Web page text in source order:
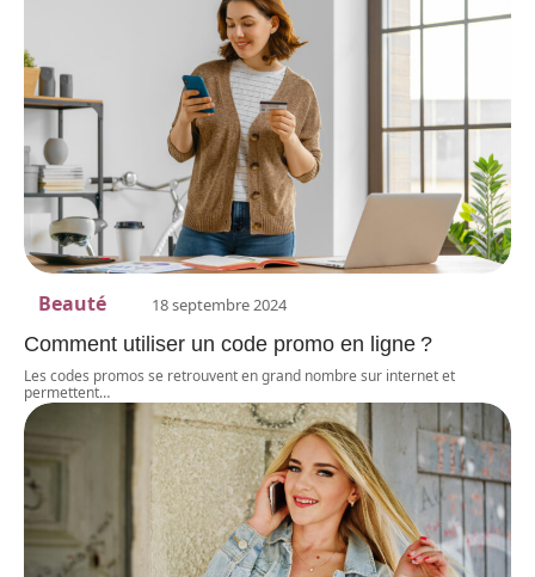
Beauté 18 septembre 2024
Comment utiliser un code promo en ligne ?
Les codes promos se retrouvent en grand nombre sur internet et
permettent…